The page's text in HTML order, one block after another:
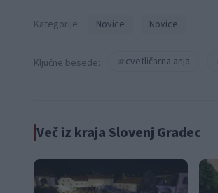
Kategorije: Novice Novice
Ključne besede: cvetličarna anja
Več iz kraja Slovenj Gradec